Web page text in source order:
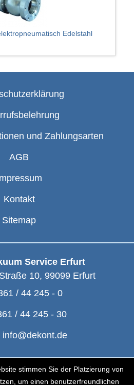
stimmen Sie der Platzierung von
um einen benutzerfreundlichen
Edelstahl
und Zahlungsarten
AGB
Kontakt
Sitemap
Service Erfurt
10, 99099 Erfurt
/ 44 245 - 0
/ 44 245 - 30
info@dekont.de
1991 - 2026